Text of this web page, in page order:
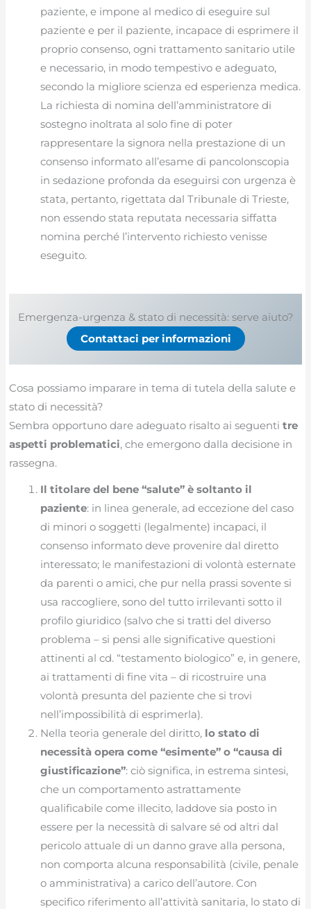
paziente, e impone al medico di eseguire sul
paziente e per il paziente, incapace di esprimere il
proprio consenso, ogni trattamento sanitario utile
e necessario, in modo tempestivo e adeguato,
secondo la migliore scienza ed esperienza medica.
La richiesta di nomina dell’amministratore di
sostegno inoltrata al solo fine di poter
rappresentare la signora nella prestazione di un
consenso informato all’esame di pancolonscopia
in sedazione profonda da eseguirsi con urgenza è
stata, pertanto, rigettata dal Tribunale di Trieste,
non essendo stata reputata necessaria siffatta
nomina perché l’intervento richiesto venisse
eseguito.
Emergenza-urgenza & stato di necessità: serve aiuto?
Contattaci per informazioni
Cosa possiamo imparare in tema di tutela della salute e
stato di necessità?
Sembra opportuno dare adeguato risalto ai seguentitre
aspetti problematici, che emergono dalla decisione in
rassegna.
Il titolare del bene “salute” è soltanto il
paziente: in linea generale, ad eccezione del caso
di minori o soggetti (legalmente) incapaci, il
consenso informato deve provenire dal diretto
interessato; le manifestazioni di volontà esternate
da parenti o amici, che pur nella prassi sovente si
usa raccogliere, sono del tutto irrilevanti sotto il
profilo giuridico (salvo che si tratti del diverso
problema – si pensi alle significative questioni
attinenti al cd. “testamento biologico” e, in genere,
ai trattamenti di fine vita – di ricostruire una
volontà presunta del paziente che si trovi
nell’impossibilità di esprimerla).
Nella teoria generale del diritto, lo stato di
necessità opera come “esimente” o “causa di
giustificazione”: ciò significa, in estrema sintesi,
che un comportamento astrattamente
qualificabile come illecito, laddove sia posto in
essere per la necessità di salvare sé od altri dal
pericolo attuale di un danno grave alla persona,
non comporta alcuna responsabilità (civile, penale
o amministrativa) a carico dell’autore. Con
specifico riferimento all’attività sanitaria, lo stato di